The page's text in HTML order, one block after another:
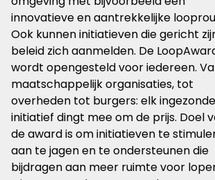
innovatieve en aantrekkelijke
Ook kunnen initiatieven die gericht
beleid zich aanmelden. De
wordt opengesteld voor iedereen.
maatschappelijk organisaties, tot
overheden tot burgers: elk
initiatief dingt mee om de prijs. Doel
de award is om initiatieven te
aan te jagen en te ondersteunen die
bijdragen aan meer ruimte voor